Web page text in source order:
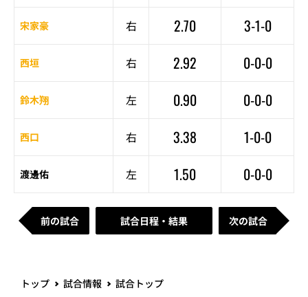
宋家豪 右 2.70 3-1-0
西垣 右 2.92 0-0-0
鈴木翔 左 0.90 0-0-0
西口 右 3.38 1-0-0
渡邊佑 左 1.50 0-0-0
前の試合 試合日程・結果 次の試合
トップ 試合情報 試合トップ